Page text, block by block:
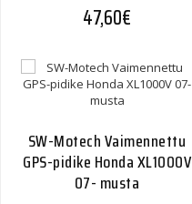
47,60€
SW-Motech Vaimennettu
GPS-pidike Honda XL1000V
07- musta